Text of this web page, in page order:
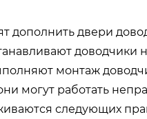
дополнить двери
доводчики
монтаж
могут работать
следующих